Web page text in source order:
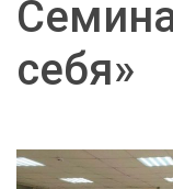
себя»